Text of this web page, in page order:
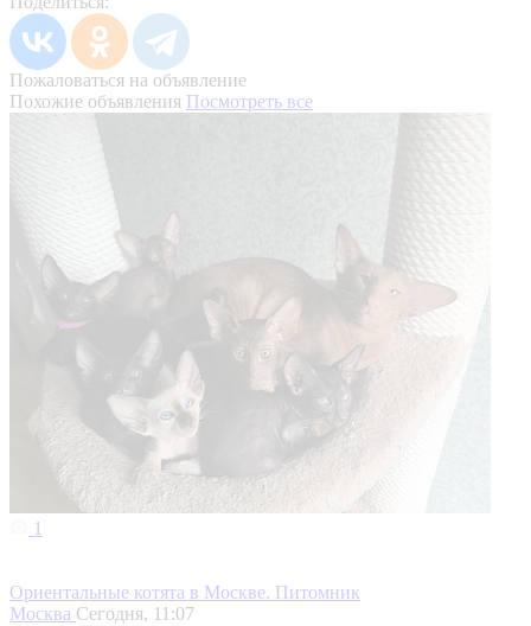
Пожаловаться на объявление
Похожие объявления Посмотреть все
1
Ориентальные котята в Москве. Питомник
Москва Сегодня, 11:07